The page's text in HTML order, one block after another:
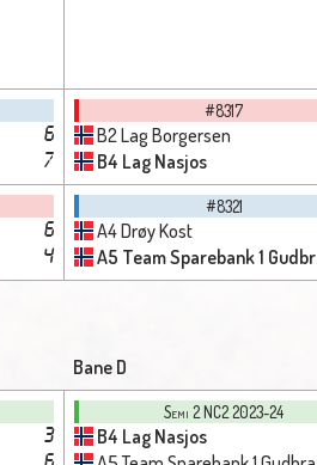
6
7
#8317
B2 Lag Borgersen
B4 Lag Nasjos
6
4
#8321
A4 Drøy Kost
A5 Team Sparebank 1 Gudbrandsdalen Vintervold
Bane D
3
Semi 2 NC2 2023-24
B4 Lag Nasjos